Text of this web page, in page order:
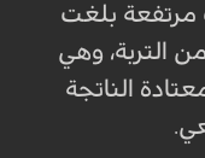
مرتفعة بلغت
من التربة، وهي
الناتجة